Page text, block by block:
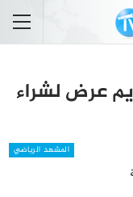
عرض لشراء
المشهد الرياضي